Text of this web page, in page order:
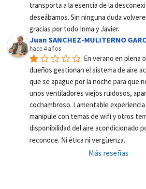
transporta a la esencia de la
deseábamos. Sin ninguna duda
gracias por todo Inma y Javier.
Juan SANCHEZ-MULITERNO
hace 4 años
En verano en plena
dueños gestionan el sistema de aire
que se apague por la noche para que
unos ventiladores viejos ruidosos,
cochambroso. Lamentable
manipule con temas de wifi y otros
disponibilidad del aire acondicionado
reconoce. Ni ética ni vergüenza.
Más reseñas